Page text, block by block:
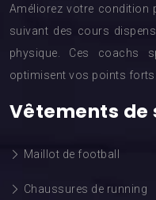
Améliorez votre condition
suivant des cours
physique. Ces coachs
optimisent vos points forts.
Vêtements de
Maillot de football
Chaussures de running